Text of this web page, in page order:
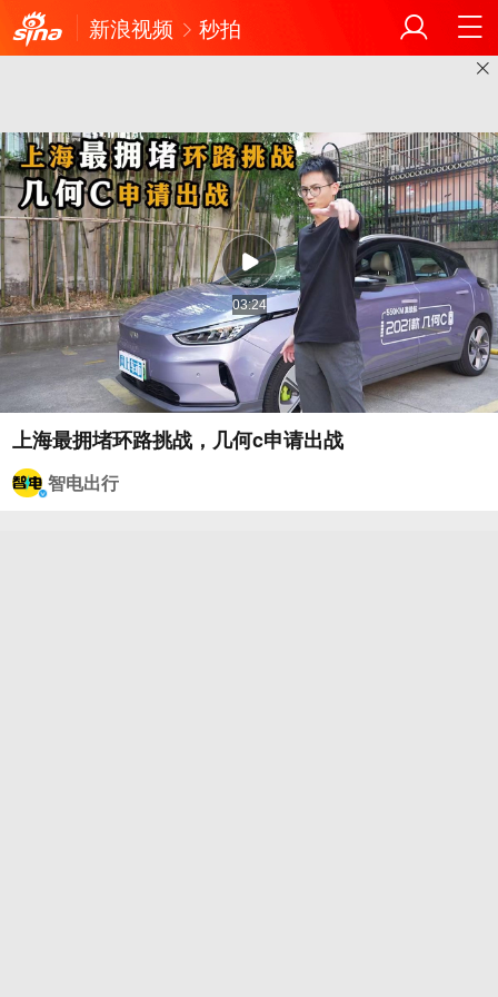
新浪视频 秒拍
03:24
上海最拥堵环路挑战，几何c申请出战
智电出行